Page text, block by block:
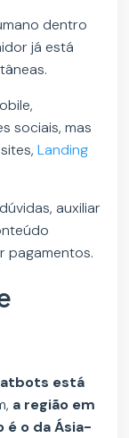
dentro
já está
sociais, mas
Landing
auxiliar
pagamentos.
está
a região em
é o da Ásia-